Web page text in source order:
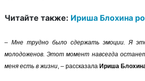
Читайте также: Ириша Блохина
– Мне трудно было сдержать эмоции. Я
молодоженов. Этот момент навсегда
меня есть в жизни – рассказала Ириша